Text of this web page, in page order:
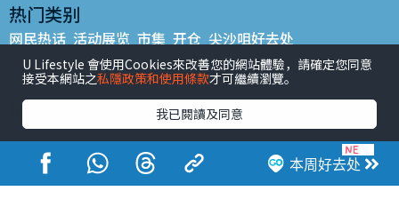
本周好去处
热门类别
网民热话 活动展览 市集 开仓 尖沙咀好去处
铜锣湾好去处 元朗好去处 荃湾好去处 旺角好去处 社会
餐厅情报 户外郊游
热门标签
#UGO揾好去处 #人气活动推介 #美食社群热话
#亲子玩乐好去处
#ULifestyle应用程式
#限时抢
#UJetso礼物放送
#ULifestyle商户中心 #著数 #网络热话
U Lifestyle 會使用Cookies來改善您的網站體驗，請確定您同意
接受本網站之私隱政策和使用條款才可繼續瀏覽。
我已閱讀及同意